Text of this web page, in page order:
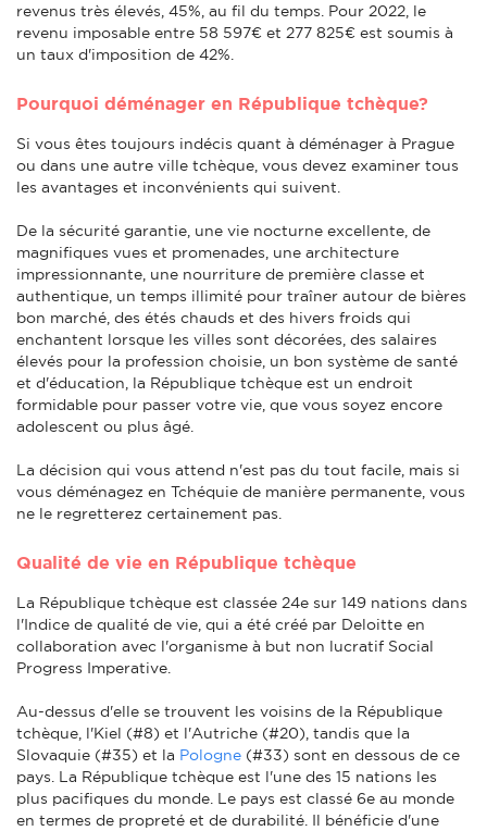
revenus très élevés, 45%, au fil du temps. Pour 2022, le
revenu imposable entre 58 597€ et 277 825€ est soumis à
un taux d'imposition de 42%.
Pourquoi déménager en République tchèque?
Si vous êtes toujours indécis quant à déménager à Prague
ou dans une autre ville tchèque, vous devez examiner tous
les avantages et inconvénients qui suivent.
De la sécurité garantie, une vie nocturne excellente, de
magnifiques vues et promenades, une architecture
impressionnante, une nourriture de première classe et
authentique, un temps illimité pour traîner autour de bières
bon marché, des étés chauds et des hivers froids qui
enchantent lorsque les villes sont décorées, des salaires
élevés pour la profession choisie, un bon système de santé
et d'éducation, la République tchèque est un endroit
formidable pour passer votre vie, que vous soyez encore
adolescent ou plus âgé.
La décision qui vous attend n'est pas du tout facile, mais si
vous déménagez en Tchéquie de manière permanente, vous
ne le regretterez certainement pas.
Qualité de vie en République tchèque
La République tchèque est classée 24e sur 149 nations dans
l'Indice de qualité de vie, qui a été créé par Deloitte en
collaboration avec l'organisme à but non lucratif Social
Progress Imperative.
Au-dessus d'elle se trouvent les voisins de la République
tchèque, l'Kiel (#8) et l'Autriche (#20), tandis que la
Slovaquie (#35) et la Pologne (#33) sont en dessous de ce
pays. La République tchèque est l'une des 15 nations les
plus pacifiques du monde. Le pays est classé 6e au monde
en termes de propreté et de durabilité. Il bénéficie d'une